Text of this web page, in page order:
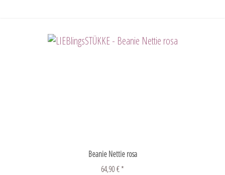
Beanie Nettie rosa
64,90 € *